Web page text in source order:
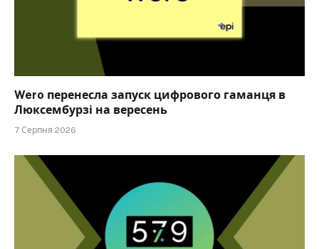
Wero перенесла запуск цифрового гаманця в
Люксембурзі на вересень
7 Серпня 2026